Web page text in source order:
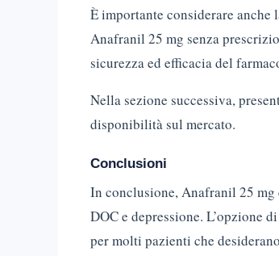
È importante considerare
Anafranil 25 mg senza
sicurezza ed efficacia del
Nella sezione successiva,
disponibilità sul mercato.
Conclusioni
In conclusione, Anafranil 25
DOC e depressione. L’opzione
per molti pazienti che